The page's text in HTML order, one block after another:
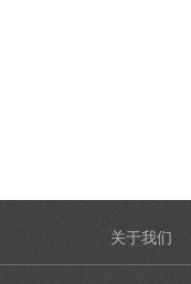
关于我们